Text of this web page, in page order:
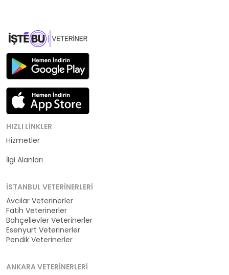
HIZLI LINKLER
Hizmetler
İlgi Alanları
İSTANBUL VETERINERLERI
Avcılar Veterinerler
Fatih Veterinerler
Bahçelievler Veterinerler
Esenyurt Veterinerler
Pendik Veterinerler
ANKARA VETERINERLERI